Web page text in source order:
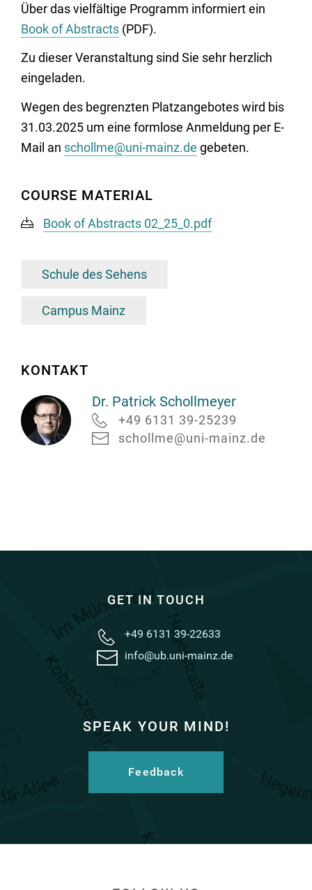
Über das vielfältige Programm informiert ein
Book of Abstracts (PDF).
Zu dieser Veranstaltung sind Sie sehr herzlich
eingeladen.
Wegen des begrenzten Platzangebotes wird bis
31.03.2025 um eine formlose Anmeldung per E-
Mail an schollme@uni-mainz.de gebeten.
COURSE MATERIAL
Book of Abstracts 02_25_0.pdf
Schule des Sehens
Campus Mainz
KONTAKT
Dr. Patrick Schollmeyer
+49 6131 39-25239
schollme@uni-mainz.de
GET IN TOUCH
+49 6131 39-22633
info@ub.uni-mainz.de
SPEAK YOUR MIND!
Feedback